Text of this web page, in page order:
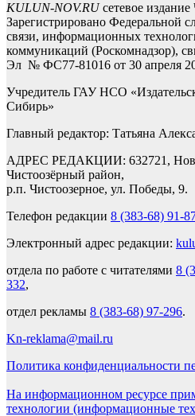
KULUN-NOV.RUсетевое
Зарегистрировано Федеральной
связи, информационных
коммуникаций (Роскомнадзор),
Эл № ФС77-81016 от 30 апреля
Учредитель ГАУ НСО
Сибирь»
Главный редактор: Татьяна
АДРЕС РЕДАКЦИИ: 632721,
Чистоозёрный район,
р.п. Чистоозерное, ул. Победы, 9.
Телефон редакции 8 (383-68) 91-
Электронный адрес редакции:
отдела по работе с читателями 8
332,
отдел рекламы 8 (383-68) 97-296.
Kn-reklama@mail.ru
Политика конфиденциальности
На информационном ресурсе
технологии (информационные